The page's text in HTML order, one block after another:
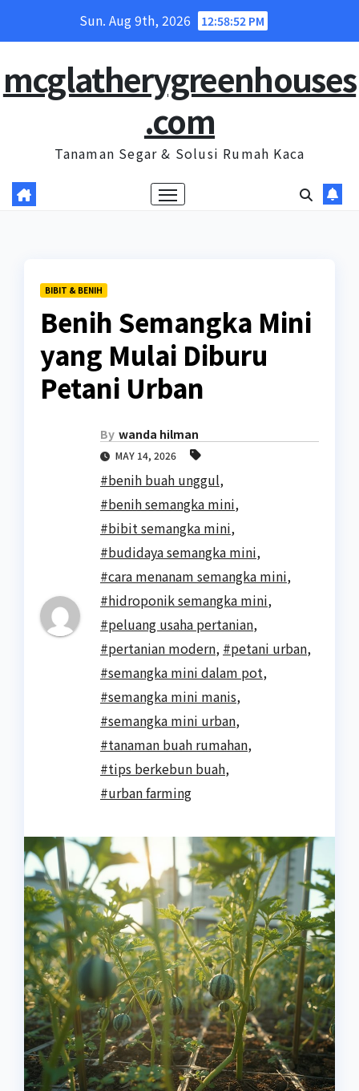
Sun. Aug 9th, 2026 12:58:53 PM
mcglatherygreenhouses
.com
Tanaman Segar & Solusi Rumah Kaca
BIBIT & BENIH
Benih Semangka Mini
yang Mulai Diburu
Petani Urban
By wanda hilman
MAY 14, 2026
#benih buah unggul,
#benih semangka mini,
#bibit semangka mini,
#budidaya semangka mini,
#cara menanam semangka mini,
#hidroponik semangka mini,
#peluang usaha pertanian,
#pertanian modern, #petani urban,
#semangka mini dalam pot,
#semangka mini manis,
#semangka mini urban,
#tanaman buah rumahan,
#tips berkebun buah,
#urban farming